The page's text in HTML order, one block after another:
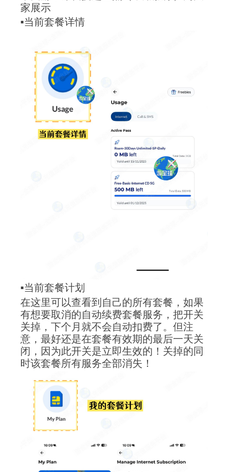
家展示
▪️当前套餐详情
▪️当前套餐计划
在这里可以查看到自己的所有套餐，如果
有想要取消的自动续费套餐服务，把开关
关掉，下个月就不会自动扣费了。但注
意，最好还是在套餐有效期的最后一天关
闭，因为此开关是立即生效的！关掉的同
时该套餐所有服务全部消失！